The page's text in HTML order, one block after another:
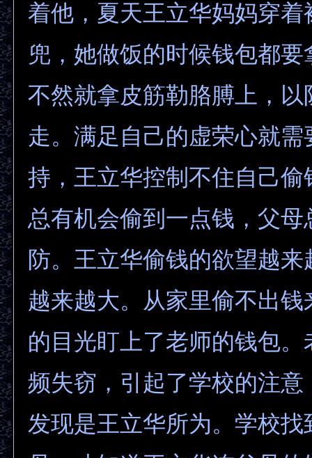
着他，夏天王立华妈妈穿着
兜，她做饭的时候钱包都
不然就拿皮筋勒胳膊上，以
走。满足自己的虚荣心就需
持，王立华控制不住自己偷
总有机会偷到一点钱，父母
防。王立华偷钱的欲望越
越来越大。从家里偷不出钱
的目光盯上了老师的钱包。
频失窃，引起了学校的注意
发现是王立华所为。学校找